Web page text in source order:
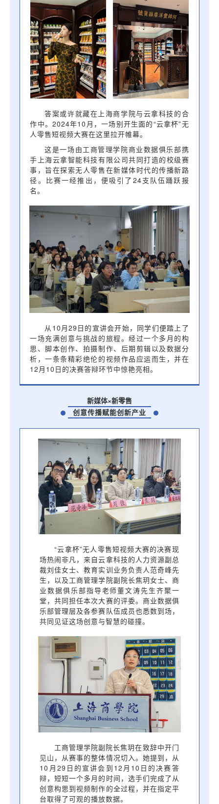
答案或许就藏在上海商学院与云拿科技的合
作中。2024年10月，一场别开生面的“云拿杯”无
人零售短视频大赛在这里拉开帷幕。
这是一场由工商管理学院商业数据俱乐部携
手上海云拿智能科技有限公司共同打造的校级赛
事，旨在探索无人零售在新媒体时代的传播新路
径。比赛一经推出，便吸引了24支队伍踊跃报
名。
从10月29日的宣讲会开始，同学们便踏上了
一场充满创意与挑战的旅程。经过一个多月的构
思、脚本创作、拍摄制作、后期剪辑以及数据分
析，一条条精彩绝伦的视频作品应运而生，并在
12月10日的决赛答辩环节中惊艳亮相。
新媒体×新零售
创意传播赋能创新产业
“云拿杯”无人零售短视频大赛的决赛现
场热闹非凡，来自云拿科技的人力资源副总
裁刘佳女士、教育实训业务负责人范奇峰先
生，以及工商管理学院副院长焦玥女士、商
业数据俱乐部指导老师董文涛先生齐聚一
堂，共同担任本次大赛的评委。商业数据俱
乐部管理层及各参赛队伍成员也悉数到场，
共同见证这场创意与智慧的碰撞。
工商管理学院副院长焦玥在致辞中开门
见山，从赛事的整体情况切入。她提到，从
10月29日的宣讲会到12月10日的决赛答
辩，短短一个多月的时间，选手们完成了从
创意构思到视频制作的全过程，并在指定平
台取得了可观的播放数据。